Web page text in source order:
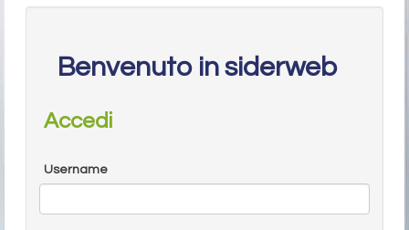
Benvenuto in siderweb
Accedi
Username